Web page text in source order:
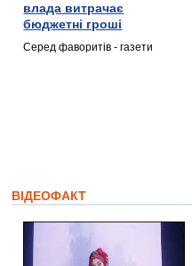
влада витрачає
бюджетні гроші
Серед фаворитів - газети
ВІДЕОФАКТ